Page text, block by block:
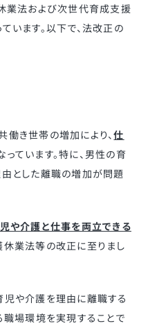
業法および次世代育成支援
います。以下で、法改正の
き世帯の増加により、仕
っています。​特に、男性の育
とした離職の増加が問題
や介護と仕事を両立できる
休業法等の改正に至りまし
や介護を理由に離職する
職場環境を実現することで